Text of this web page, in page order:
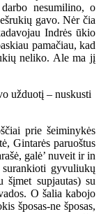
nesumilino, o
gavo. Nėr čia
Indrės ūkio
pamačiau, kad
neliko. Ale ma jį
prie šeiminykės
Gintarės paruoštus
galė’ nuveit ir in
surankioti gyvuliukų
šįmet supjautas) su
O šalia kabojo
šposas-ne šposas,